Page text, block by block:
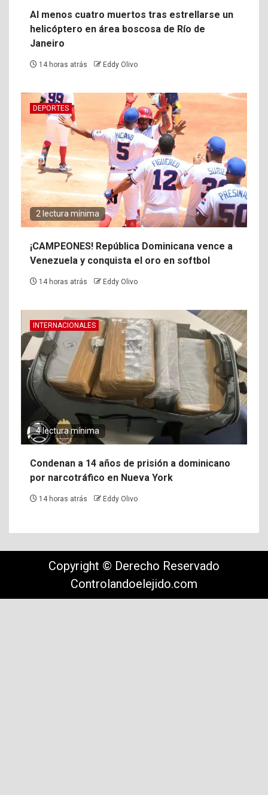
Al menos cuatro muertos tras estrellarse un
helicóptero en área boscosa de Río de
Janeiro
14 horas atrás Eddy Olivo
DEPORTES
2 lectura mínima
¡CAMPEONES! República Dominicana vence a
Venezuela y conquista el oro en softbol
14 horas atrás Eddy Olivo
INTERNACIONALES
4 lectura mínima
Condenan a 14 años de prisión a dominicano
por narcotráfico en Nueva York
14 horas atrás Eddy Olivo
Copyright © Derecho Reservado
Controlandoelejido.com